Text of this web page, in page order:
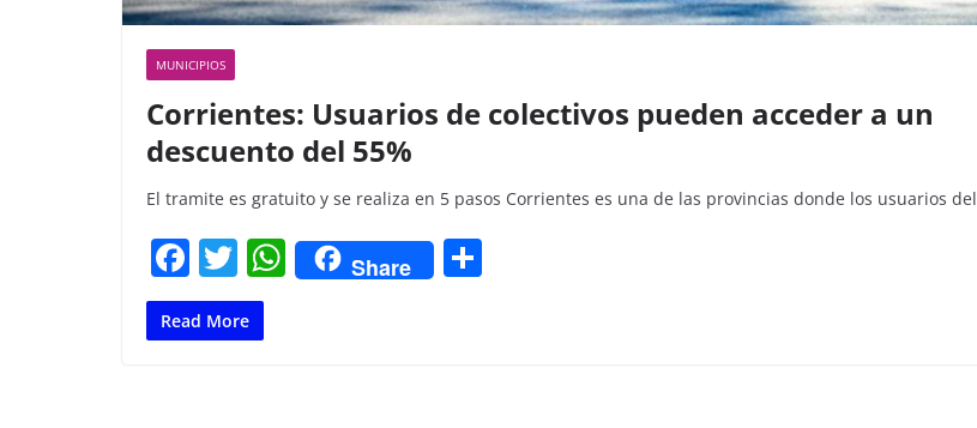
MUNICIPIOS
Corrientes: Usuarios de colectivos pueden acceder a un
descuento del 55%
El tramite es gratuito y se realiza en 5 pasos Corrientes es una de las provincias donde los usuarios del
F
a
c
T
w
itt
W
h
Share
Read More